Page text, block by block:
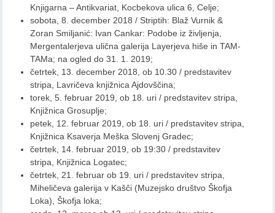
Knjigarna – Antikvariat, Kocbekova ulica 6, Celje;
sobota, 8. december 2018 / Striptih: Blaž Vurnik &
Zoran Smiljanić: Ivan Cankar: Podobe iz življenja,
Mergentalerjeva ulična galerija Layerjeva hiše in TAM-
TAMa; na ogled do 31. 1. 2019;
četrtek, 13. december 2018, ob 10.30 / predstavitev
stripa, Lavričeva knjižnica Ajdovščina;
torek, 5. februar 2019, ob 18. uri / predstavitev stripa,
Knjižnica Grosuplje;
petek, 12. februar 2019, ob 18. uri / predstavitev stripa,
Knjižnica Ksaverja Meška Slovenj Gradec;
četrtek, 14. februar 2019, ob 19:30 / predstavitev
stripa, Knjižnica Logatec;
četrtek, 21. februar ob 19. uri / predstavitev stripa,
Miheličeva galerija v Kašči (Muzejsko društvo Škofja
Loka), Škofja loka;